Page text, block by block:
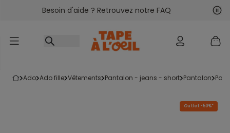
Accéder au contenu
Besoin d'aide ? Retrouvez notre FAQ
ado ado fille vêtements pantalon - jeans - short pantalon
Outlet -50%*